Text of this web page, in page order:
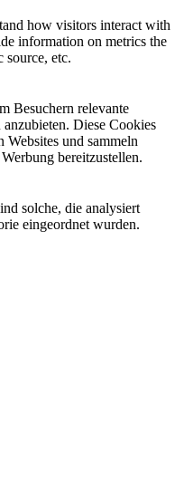
how visitors interact with
information on metrics the
source, etc.
Besuchern relevante
Diese Cookies
Websites und sammeln
bereitzustellen.
solche, die analysiert
eingeordnet wurden.